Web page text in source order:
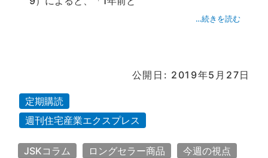
…続きを読む
公開日: 2019年5月27日
定期購読
週刊住宅産業エクスプレス
JSKコラム ロングセラー商品
今週の視点